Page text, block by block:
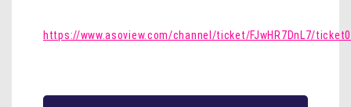
https://www.asoview.com/channel/ticket/FJwHR7DnL7/